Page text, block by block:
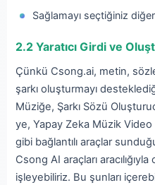
Sağlamayı seçtiğiniz
2.2 Yaratıcı Girdi ve
Çünkü Csong.ai, metin,
şarkı oluşturmayı
Müziğe, Şarkı Sözü
ye, Yapay Zeka Müzik
gibi bağlantılı araçlar
Csong AI araçları
işleyebiliriz. Bu şunları